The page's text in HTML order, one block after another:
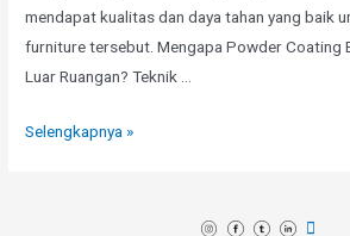
mendapat kualitas dan daya tahan yang baik
furniture tersebut. Mengapa Powder Coating
Luar Ruangan? Teknik …
Kelebihan
Selengkapnya »